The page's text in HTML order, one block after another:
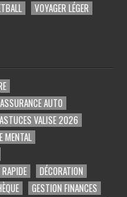
VOYAGER LÉGER
ASSURANCE AUTO
ASTUCES VALISE 2026
MENTAL
DÉCORATION
GESTION FINANCES